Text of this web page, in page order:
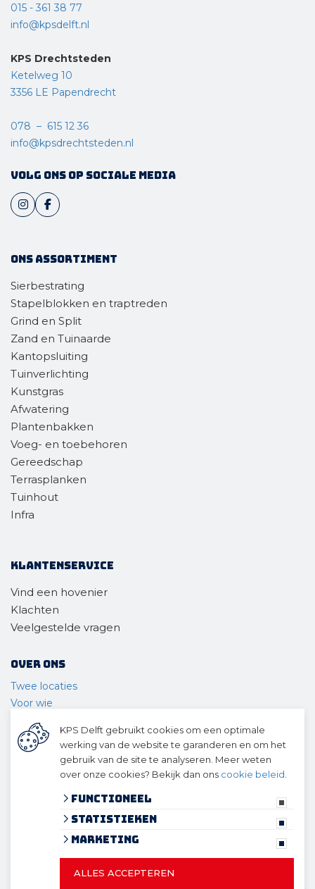
015 - 361 38 77
info@kpsdelft.nl
KPS Drechtsteden
Ketelweg 10
3356 LE Papendrecht
078 – 615 12 36
info@kpsdrechtsteden.nl
Volg ons op sociale media
Ons assortiment
Sierbestrating
Stapelblokken en traptreden
Grind en Split
Zand en Tuinaarde
Kantopsluiting
Tuinverlichting
Kunstgras
Afwatering
Plantenbakken
Voeg- en toebehoren
Gereedschap
Terrasplanken
Tuinhout
Infra
Klantenservice
Vind een hovenier
Klachten
Veelgestelde vragen
Over ons
Twee locaties
Voor wie
Ons team
Geschiedenis
© 2026 KPS Delft
algemene voorwaarden
KPS Delft gebruikt cookies om een optimale
werking van de website te garanderen en om het
gebruik van de site te analyseren. Meer weten
over onze cookies? Bekijk dan ons cookie beleid
Functioneel
Statistieken
Marketing
ALLES ACCEPTEREN